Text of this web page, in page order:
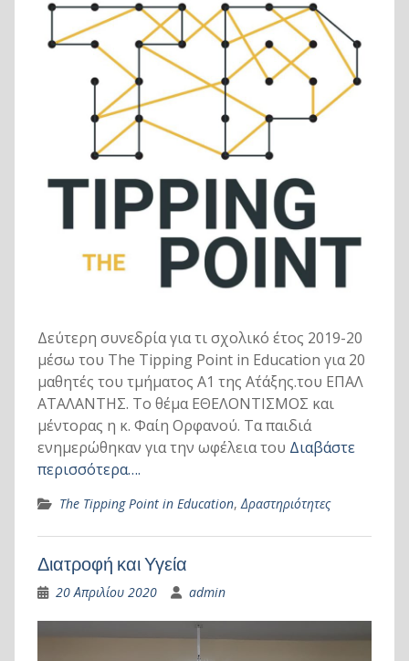
Δεύτερη συνεδρία για τι σχολικό έτος 2019-20
μέσω του The Tipping Point in Education για 20
μαθητές του τμήματος Α1 της Α΄τάξης.του ΕΠΑΛ
ΑΤΑΛΑΝΤΗΣ. Το θέμα ΕΘΕΛΟΝΤΙΣΜΟΣ και
μέντορας η κ. Φαίη Ορφανού. Τα παιδιά
ενημερώθηκαν για την ωφέλεια του Διαβάστε
περισσότερα….
The Tipping Point in Education, Δραστηριότητες
Διατροφή και Υγεία
20 Απριλίου 2020 admin